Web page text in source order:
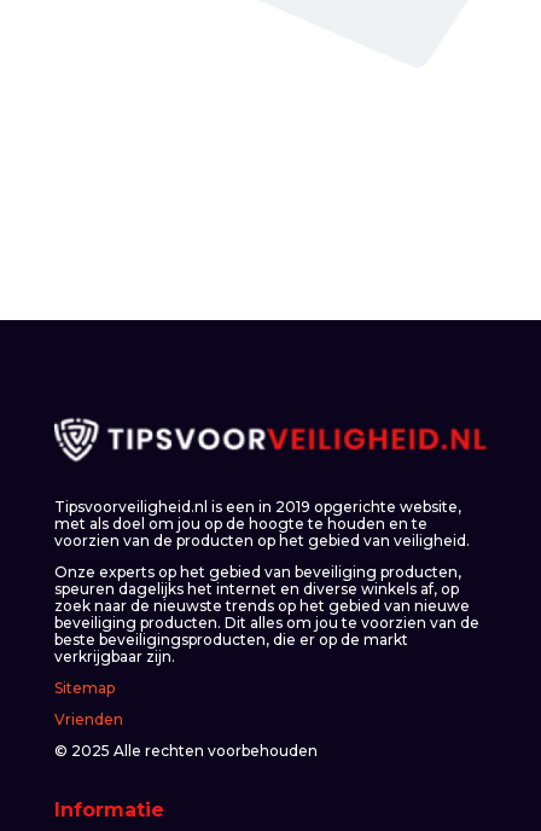
Tipsvoorveiligheid.nl is een in 2019 opgerichte website,
met als doel om jou op de hoogte te houden en te
voorzien van de producten op het gebied van veiligheid.
Onze experts op het gebied van beveiliging producten,
speuren dagelijks het internet en diverse winkels af, op
zoek naar de nieuwste trends op het gebied van nieuwe
beveiliging producten. Dit alles om jou te voorzien van de
beste beveiligingsproducten, die er op de markt
verkrijgbaar zijn.
Sitemap
Vrienden
© 2025 Alle rechten voorbehouden
Informatie